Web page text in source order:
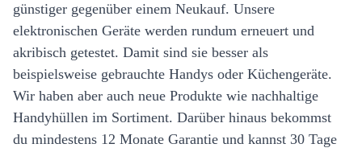
günstiger gegenüber einem Neukauf. Unsere
elektronischen Geräte werden rundum erneuert und
akribisch getestet. Damit sind sie besser als
beispielsweise gebrauchte Handys oder Küchengeräte.
Wir haben aber auch neue Produkte wie nachhaltige
Handyhüllen im Sortiment. Darüber hinaus bekommst
du mindestens 12 Monate Garantie und kannst 30 Tage